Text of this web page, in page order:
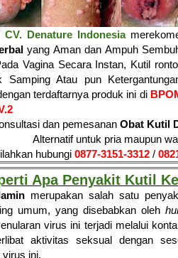
CV. Denature Indonesia
yang Aman dan Ampuh
Vagina Secara Instan, Kutil
Samping Atau pun
terdaftarnya produk ini di
dan pemesanan Obat Kutil
Alternatif untuk pria maupun
hubungi 0877-3151-3312 /
Apa Penyakit Kutil
merupakan salah satu
umum, yang disebabkan oleh
virus ini terjadi melalui
aktivitas seksual dengan
virus ini.